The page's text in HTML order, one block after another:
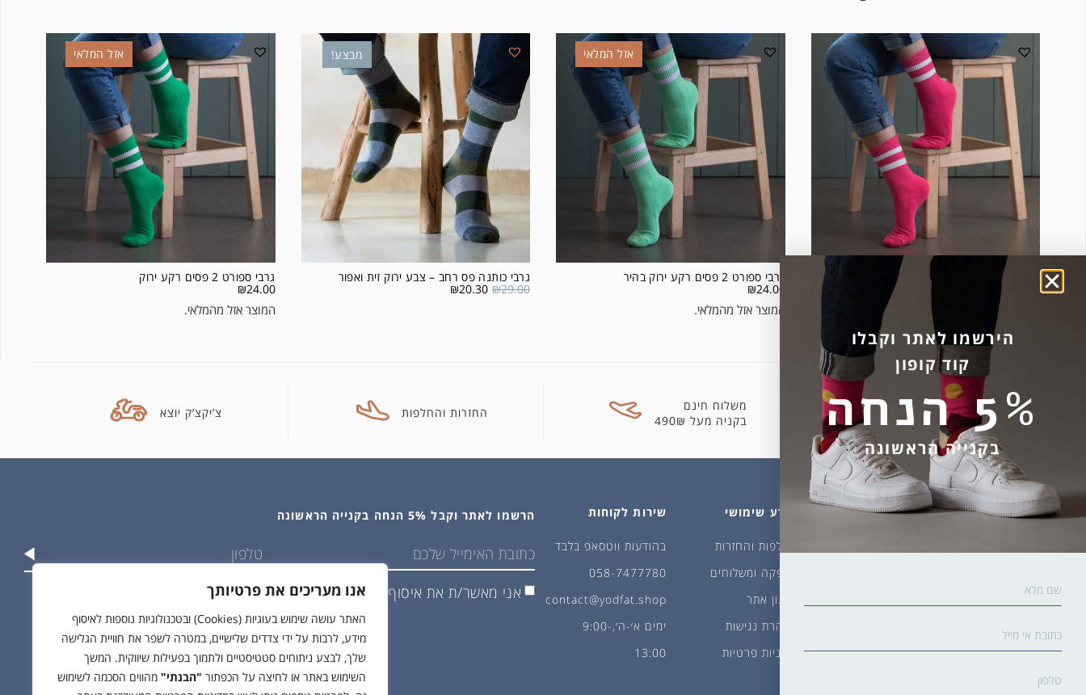
אנו מעריכים את פרטיותך
האתר עושה שימוש בעוגיות (Cookies) ובטכנולוגיות נוספות לאיסוף
מידע, לרבות על ידי צדדים שלישיים, במטרה לשפר את חוויית הגלישה
שלך, לבצע ניתוחים סטטיסטיים ולתמוך בפעילות שיווקית. המשך
השימוש באתר או לחיצה על הכפתור "הבנתי" מהווים הסכמה לשימוש
גרבי ספורט 2 פסים רקע ורוד
אזל המלאי
גרבי ספורט 2 פסים רקע ירוק בהיר
₪24.00
המוצר אזל מהמלאי.
מבצע!
גרבי כותנה פס רחב – צבע ירוק זית ואפור
₪29.00
₪20.30
אזל המלאי
גרבי ספורט 2 פסים רקע ירוק
₪24.00
המוצר אזל מהמלאי.
קניה מאובטחת
משלוח חינם
בקניה מעל 490₪
החזרות והחלפות צ’יקצ’ק יוצא
מהחנות
ארכיון
גרביים עד הבית
עלינו מידע שימושי
החלפות והחזרות
אספקה ומשלוחים
תקנון אתר
הצהרת נגישות
מדיניות פרטיות
שירות לקוחות
בהודעות ווטסאפ בלבד
058-7477780
contact@yodfat.shop
ימים א׳-ה׳,9:00-
13:00
הרשמו לאתר וקבל 5% הנחה בקנייה הראשונה
אני מאשר/ת את איסוף ושימוש בפרטים שלי בהתאם למדיניות הפרטיות
הירשמו לאתר וקבלו
קוד קופון
5% הנחה
בקנייה הראשונה